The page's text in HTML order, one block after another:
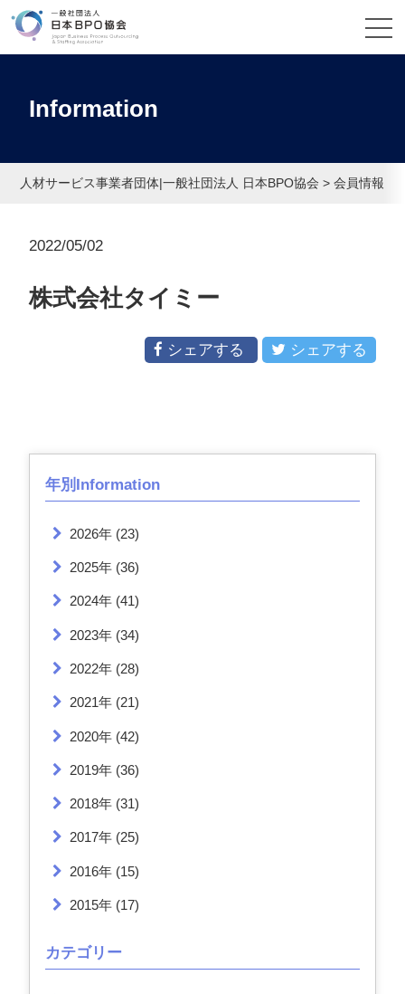
Information
人材サービス事業者団体|一般社団法人 日本BPO協会 >会員情報
2022/05/02
株式会社タイミー
シェアする シェアする
年別Information
2026年(23)
2025年(36)
2024年(41)
2023年(34)
2022年(28)
2021年(21)
2020年(42)
2019年(36)
2018年(31)
2017年(25)
2016年(15)
2015年(17)
カテゴリー